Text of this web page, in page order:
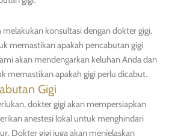
melakukan konsultasi dengan dokter gigi.
memastikan apakah pencabutan gigi
akan mendengarkan keluhan Anda dan
memastikan apakah gigi perlu dicabut.
Gigi
dokter gigi akan mempersiapkan
anestesi lokal untuk menghindari
Dokter gigi juga akan menjelaskan